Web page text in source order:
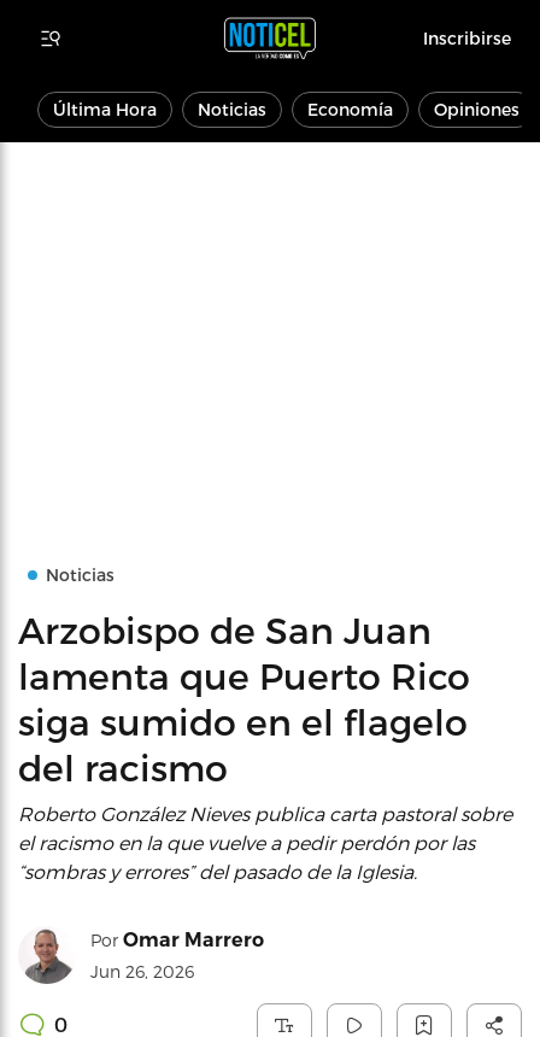
Inscribirse
Última Hora Noticias Economía Opiniones
Noticias
Arzobispo de San Juan
lamenta que Puerto Rico
siga sumido en el flagelo
del racismo
Roberto González Nieves publica carta pastoral sobre
el racismo en la que vuelve a pedir perdón por las
“sombras y errores” del pasado de la Iglesia.
Por Omar Marrero
Jun 26, 2026
0